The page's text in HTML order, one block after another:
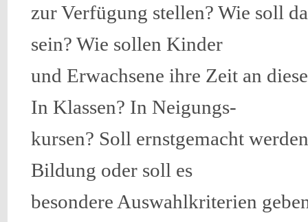
zur Verfügung stellen? Wie soll
sein? Wie sollen Kinder
und Erwachsene ihre Zeit an
In Klassen? In Neigungs-
kursen? Soll ernstgemacht
Bildung oder soll es
besondere Auswahlkriterien